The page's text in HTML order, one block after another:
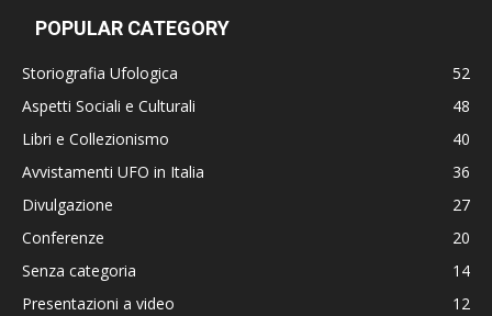
POPULAR CATEGORY
Storiografia Ufologica
52
Aspetti Sociali e Culturali
48
Libri e Collezionismo
40
Avvistamenti UFO in Italia
36
Divulgazione
27
Conferenze
20
Senza categoria
14
Presentazioni a video
12